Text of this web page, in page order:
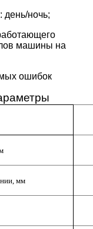
день/ночь;
машины на
ошибок
мм